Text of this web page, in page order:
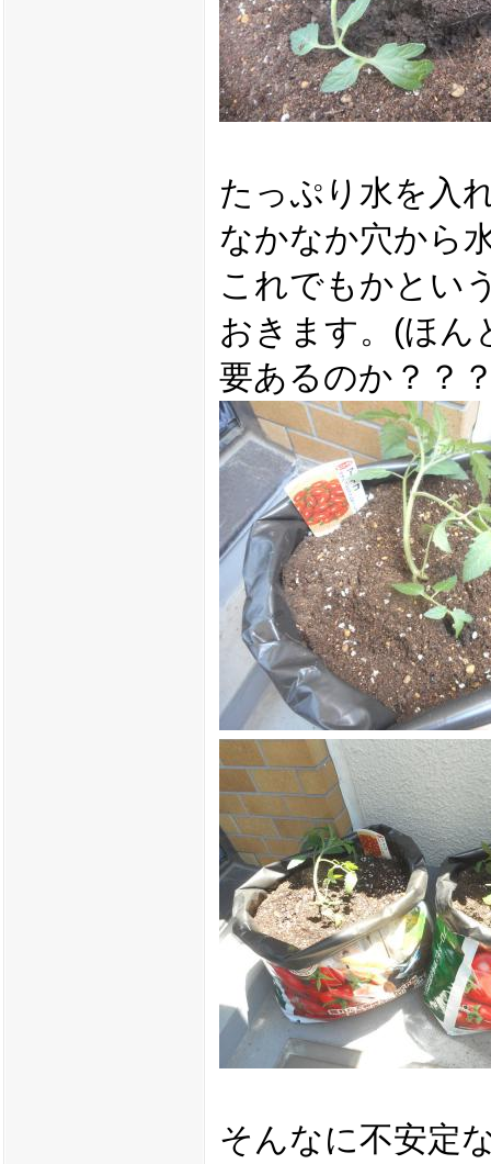
たっぷり水を入
なかなか穴から
これでもかとい
おきます。(ほん
要あるのか？？
そんなに不安定